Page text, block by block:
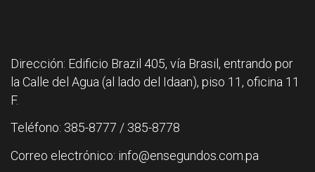
Dirección: Edificio Brazil 405, vía Brasil, entrando por
la Calle del Agua (al lado del Idaan), piso 11, oficina 11
F.
Teléfono: 385-8777 / 385-8778
Correo electrónico: info@ensegundos.com.pa